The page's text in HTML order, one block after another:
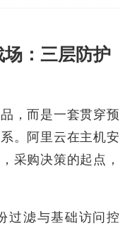
：三层防护
，而是一套贯穿预
。阿里云在主机安
采购决策的起点，
过滤与基础访问控